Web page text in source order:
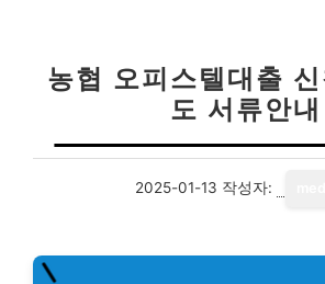
농협 오피스텔대출
도 서류안내
2025-01-13 작성자: